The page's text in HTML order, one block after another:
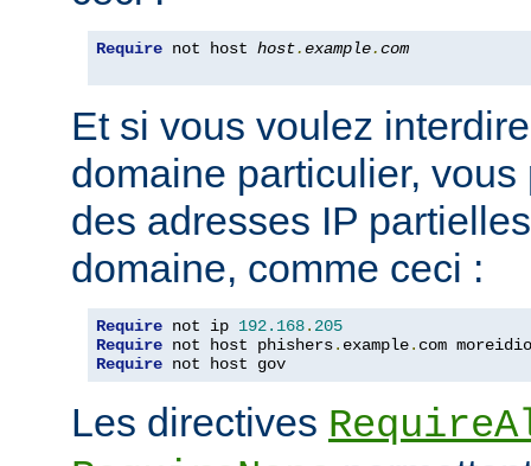
Require not host host.example.com
Et si vous voulez
domaine particulier,
des adresses IP
domaine, comme ceci :
Require not ip 192.168. 205
Require not host phishers. example. com
Require not host gov
Les directives